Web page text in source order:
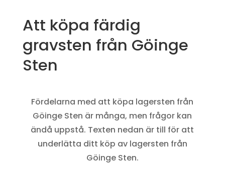
Att köpa färdig
gravsten från Göinge
Sten
Fördelarna med att köpa lagersten från
Göinge Sten är många, men frågor kan
ändå uppstå. Texten nedan är till för att
underlätta ditt köp av lagersten från
Göinge Sten.